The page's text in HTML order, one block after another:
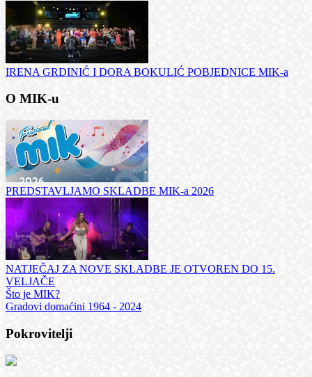
IRENA GRDINIĆ I DORA BOKULIĆ POBJEDNICE MIK-a
O MIK-u
PREDSTAVLJAMO SKLADBE MIK-a 2026
NATJEČAJ ZA NOVE SKLADBE JE OTVOREN DO 15.
VELJAČE
Što je MIK?
Gradovi domaćini 1964 - 2024
Pokrovitelji